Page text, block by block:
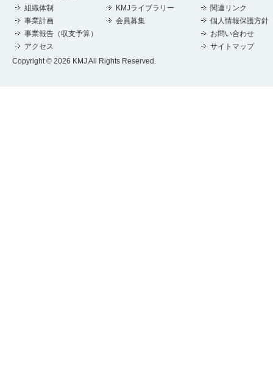
組織体制
事業計画
事業報告（収支予算）
アクセス
KMJライブラリー
会員募集
関連リンク
個人情報保護方針
お問い合わせ
サイトマップ
Copyright © 2026 KMJ All Rights Reserved.